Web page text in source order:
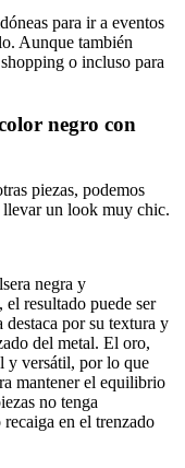
para ir a eventos
Aunque también
o incluso para
negro con
piezas, podemos
llevar un look muy chic.
negra y
, el resultado puede ser
destaca por su textura y
del metal. El oro,
y versátil, por lo que
mantener el equilibrio
no tenga
en el trenzado